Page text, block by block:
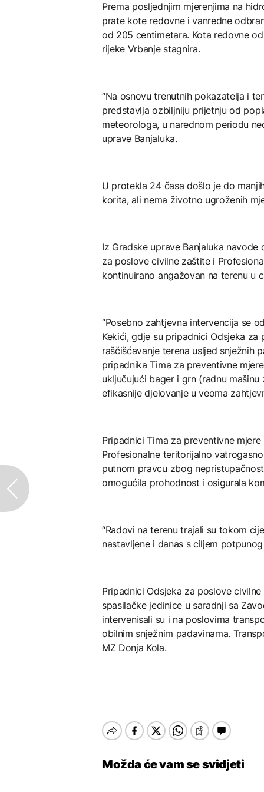
Prema posljednjim mjerenjima na
prate kote redovne i vanredne
od 205 centimetara. Kota redovne
rijeke Vrbanje stagnira.
“Na osnovu trenutnih pokazatelja i
predstavlja ozbiljniju prijetnju od
meteorologa, u narednom periodu
uprave Banjaluka.
U protekla 24 časa došlo je do
korita, ali nema životno ugroženih
Iz Gradske uprave Banjaluka
za poslove civilne zaštite i
kontinuirano angažovan na terenu u
“Posebno zahtjevna intervencija se
Kekići, gd‌je su pripadnici Odsjeka
raščišćavanje terena usljed snježnih
pripadnika Tima za preventivne
uključujući bager i grn (radnu
efikasnije d‌jelovanje u veoma
Pripadnici Tima za preventivne
Profesionalne teritorijalno
putnom pravcu zbog
omogućila prohodnost i osigurala
“Radovi na terenu trajali su tokom
nastavljene i danas s ciljem
Pripadnici Odsjeka za poslove
spasilačke jedinice u saradnji sa
intervenisali su i na poslovima
obilnim snježnim padavinama.
MZ Donja Kola.
Možda će vam se svidjeti